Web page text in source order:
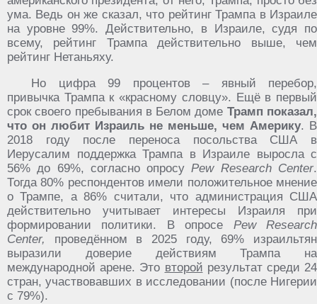
ума. Ведь он же сказал, что рейтинг Трампа в Израиле
на уровне 99%. Действительно, в Израиле, судя по
всему, рейтинг Трампа действительно выше, чем
рейтинг Нетаньяху.
Но цифра 99 процентов – явный перебор,
привычка Трампа к «красному словцу». Ещё в первый
срок своего пребывания в Белом доме Трамп показал,
что он любит Израиль не меньше, чем Америку. В
2018 году после переноса посольства США в
Иерусалим поддержка Трампа в Израиле выросла с
56% до 69%, согласно опросуPew Research Center.
Тогда 80% респондентов имели положительное мнение
о Трампе, а 86% считали, что администрация США
действительно учитывает интересы Израиля при
формировании политики. В опросе Pew Research
Center,
проведённом в 2025 году, 69% израильтян
выразили доверие действиям Трампа на
международной арене. Это второй результат среди 24
стран, участвовавших в исследовании (после Нигерии
с 79%).